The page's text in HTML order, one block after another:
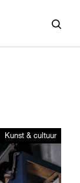
Kunst & cultuur